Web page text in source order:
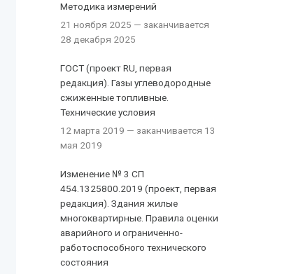
Методика измерений
21 ноября 2025 — заканчивается
28 декабря 2025
ГОСТ (проект RU, первая
редакция). Газы углеводородные
сжиженные топливные.
Технические условия
12 марта 2019 — заканчивается 13
мая 2019
Изменение № 3 СП
454.1325800.2019 (проект, первая
редакция). Здания жилые
многоквартирные. Правила оценки
аварийного и ограниченно-
работоспособного технического
состояния